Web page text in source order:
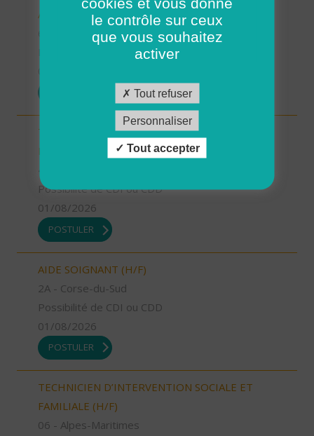
AUXILIAIRE DE VIE SOCIALE (H/F)
67 - Bas-Rhin
Possibilité de CDI ou CDD
TECHNICIEN D’INTERVENTION SOCIALE ET
FAMILIALE (H/F)
Possibilité de CDI ou CDD
01/08/2026
POSTULER
AIDE SOIGNANT (H/F)
2A - Corse-du-Sud
Possibilité de CDI ou CDD
01/08/2026
POSTULER
TECHNICIEN D’INTERVENTION SOCIALE ET
FAMILIALE (H/F)
06 - Alpes-Maritimes
le contrôle sur ceux
que vous souhaitez
activer
Tout refuser
Personnaliser
Tout accepter